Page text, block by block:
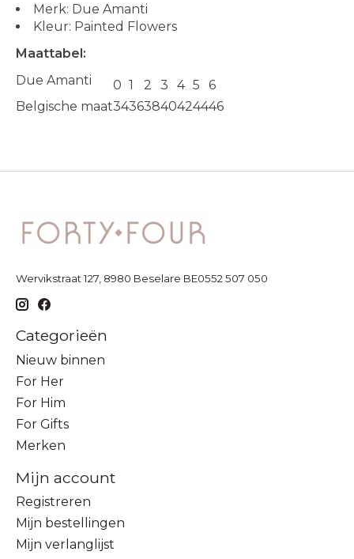
Merk: Due Amanti
Kleur: Painted Flowers
Maattabel:
Due Amanti
0 1 2 3 4 5
6
Belgische maat34363840424446
Wervikstraat 127, 8980 Beselare BE0552 507 050
Categorieën
Nieuw binnen
For Her
For Him
For Gifts
Merken
Mijn account
Registreren
Mijn bestellingen
Mijn verlanglijst